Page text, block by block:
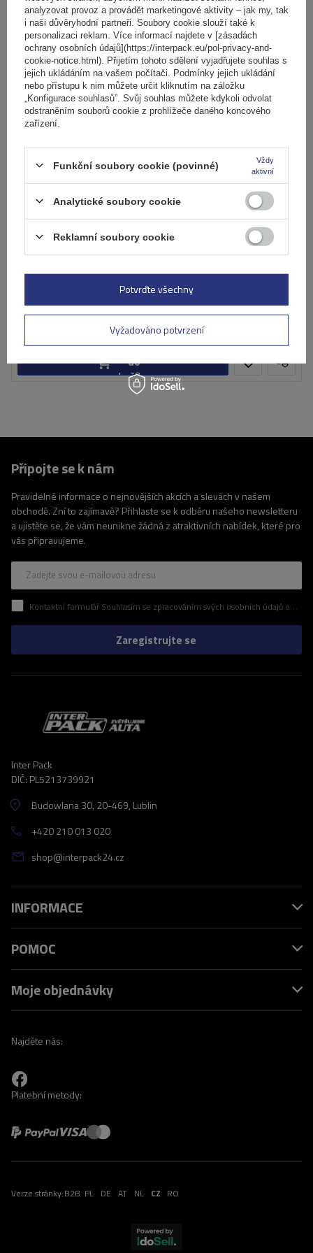
Elektrokolo Peruzzo Firenze 2 - nosič kol na zadní
výklopné dveře
Počet jízdních kol:
2
Maximální hmotnost jízdního kola:
22,5 kg
Nosnost nosiče jízdních kol:
45 kg
kompatibilní s elektrokoly
hliníková konstrukce
5 229,00 Kčs DPH
Produkt dostupný ve velkém množství Již nyní zašleme
Přidat
do
košíku
Připojte se k nám
Pravidelné informace o nejnovějších akcích a slevách v našem
obchodě. Zní to zajímavě? Přihlaste se k odběru našeho newsletteru
a ujistěte se, že vám neunikne žádná z atraktivních nabídek, které pro
vás připravujeme.
Zadejte svou e-mailovou adresu
Kontaktní formulář Souhlasím se zpracováním svých osobních údajů obsažených v kontaktním formuláři v souladu s nařízením Evropského parlamentu a Rady (EU)
Zaregistrujte se
Inter Pack
DIČ: PL5213739921
Budowlana 30, 20-469, Lublin
+420 210 013 020
shop@interpack24.cz
INFORMACE
POMOC
Moje objednávky
Najděte nás:
Platební metody:
Verze stránky:B2B PL DE AT NL CZ RO
analyzovat provoz a provádět marketingové aktivity – jak my, tak
i naši důvěryhodní partneři. Soubory cookie slouží také k
personalizaci reklam. Více informací najdete v [zásadách
ochrany osobních údajů](https://interpack.eu/pol-privacy-and-
cookie-notice.html). Přijetím tohoto sdělení vyjadřujete souhlas s
jejich ukládáním na vašem počítači. Podmínky jejich ukládání
nebo přístupu k nim můžete určit kliknutím na záložku
„Konfigurace souhlasů”. Svůj souhlas můžete kdykoli odvolat
odstraněním souborů cookie z prohlížeče daného koncového
zařízení.
Funkční soubory cookie (povinné)
Vždy
aktivní
Analytické soubory cookie
Reklamní soubory cookie
Vyžadováno potvrzení
Potvrďte všechny